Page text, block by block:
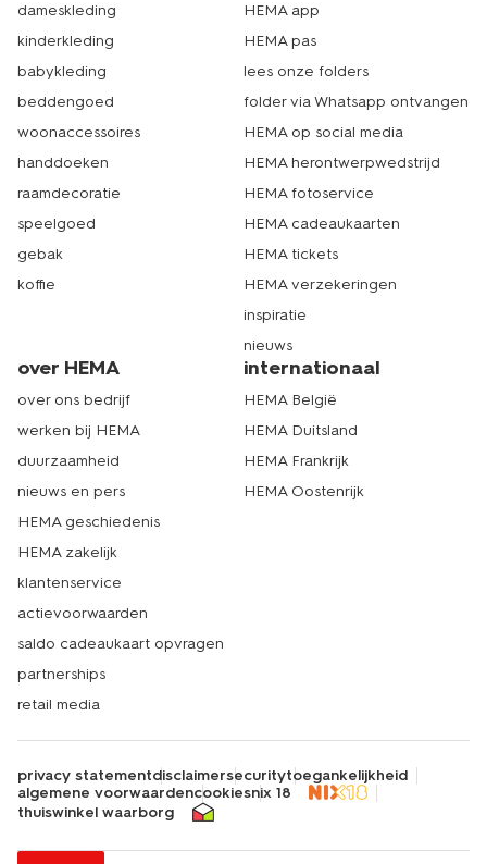
dameskleding
kinderkleding
babykleding
beddengoed
woonaccessoires
handdoeken
raamdecoratie
speelgoed
gebak
koffie
HEMA app
HEMA pas
lees onze folders
folder via Whatsapp ontvangen
HEMA op social media
HEMA herontwerpwedstrijd
HEMA fotoservice
HEMA cadeaukaarten
HEMA tickets
HEMA verzekeringen
inspiratie
nieuws
over HEMA
over ons bedrijf
werken bij HEMA
duurzaamheid
nieuws en pers
HEMA geschiedenis
HEMA zakelijk
klantenservice
actievoorwaarden
saldo cadeaukaart opvragen
partnerships
retail media
internationaal
HEMA België
HEMA Duitsland
HEMA Frankrijk
HEMA Oostenrijk
privacy statementdisclaimersecuritytoegankelijkheid
algemene voorwaardencookiesnix 18
thuiswinkel waarborg